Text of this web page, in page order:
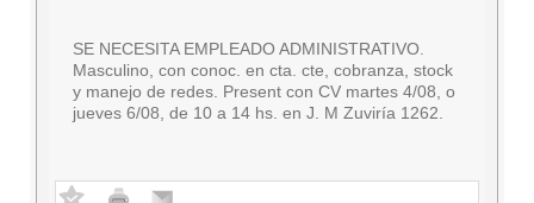
SE NECESITA EMPLEADO ADMINISTRATIVO.
Masculino, con conoc. en cta. cte, cobranza, stock
y manejo de redes. Present con CV martes 4/08, o
jueves 6/08, de 10 a 14 hs. en J. M Zuviría 1262.